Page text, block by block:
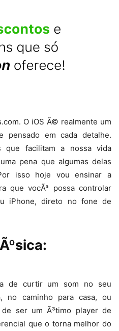
O iOS Ã© realmente um
pensado em cada detalhe.
que facilitam a nossa vida
pena que algumas delas
isso hoje vou ensinar a
que vocÃª possa controlar
iPhone, direto no fone de
de curtir um som no seu
no caminho para casa, ou
ser um Ã³timo player de
que o torna melhor do